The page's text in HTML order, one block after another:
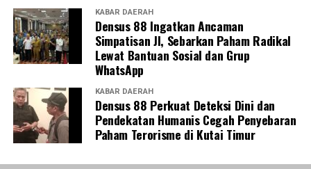
KABAR DAERAH
Densus 88 Ingatkan Ancaman
Simpatisan JI, Sebarkan Paham Radikal
Lewat Bantuan Sosial dan Grup
WhatsApp
KABAR DAERAH
Densus 88 Perkuat Deteksi Dini dan
Pendekatan Humanis Cegah Penyebaran
Paham Terorisme di Kutai Timur